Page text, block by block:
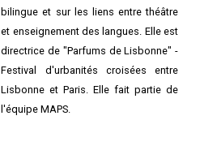
bilingue et sur les liens entre théâtre
et enseignement des langues. Elle est
directrice de "Parfums de Lisbonne" -
Festival d'urbanités croisées entre
Lisbonne et Paris. Elle fait partie de
l'équipe MAPS.